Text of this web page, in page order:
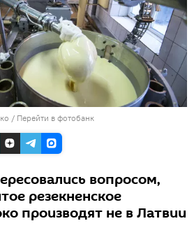
/ Перейти в фотобанк
вопросом,
резекненское
производят не в Латвии